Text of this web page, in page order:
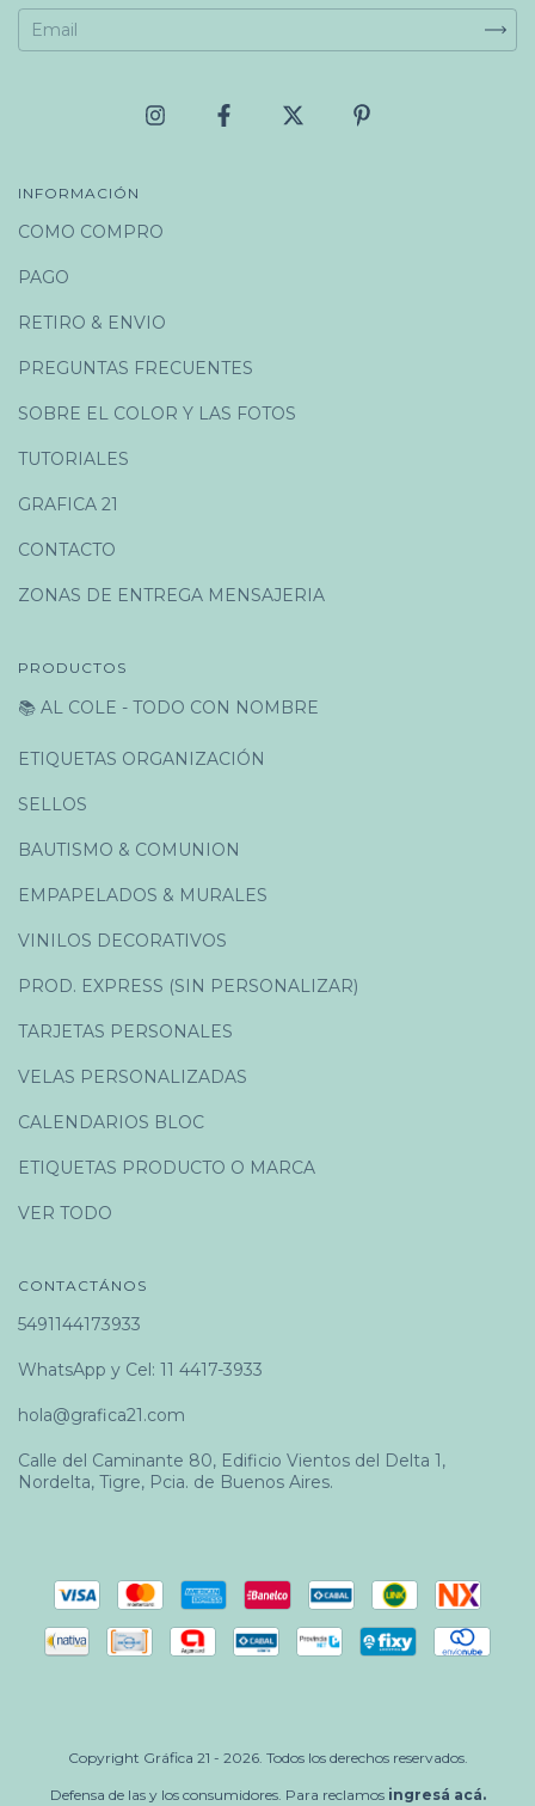
INFORMACIÓN
COMO COMPRO
PAGO
RETIRO & ENVIO
PREGUNTAS FRECUENTES
SOBRE EL COLOR Y LAS FOTOS
TUTORIALES
GRAFICA 21
CONTACTO
ZONAS DE ENTREGA MENSAJERIA
PRODUCTOS
📚 AL COLE - TODO CON NOMBRE
ETIQUETAS ORGANIZACIÓN
SELLOS
BAUTISMO & COMUNION
EMPAPELADOS & MURALES
VINILOS DECORATIVOS
PROD. EXPRESS (SIN PERSONALIZAR)
TARJETAS PERSONALES
VELAS PERSONALIZADAS
CALENDARIOS BLOC
ETIQUETAS PRODUCTO O MARCA
VER TODO
CONTACTÁNOS
5491144173933
WhatsApp y Cel: 11 4417-3933
hola@grafica21.com
Calle del Caminante 80, Edificio Vientos del Delta 1,
Nordelta, Tigre, Pcia. de Buenos Aires.
Copyright Gráfica 21 - 2026. Todos los derechos reservados.
Defensa de las y los consumidores. Para reclamos ingresá acá.